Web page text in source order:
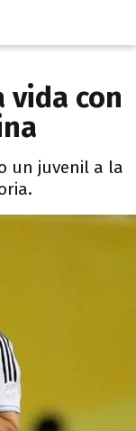
vida con
un juvenil a la